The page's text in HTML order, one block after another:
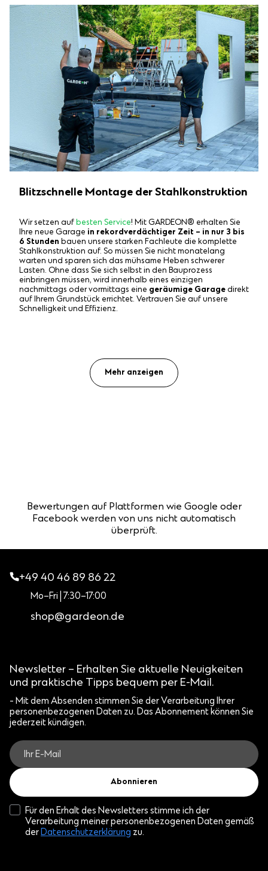
Blitzschnelle Montage der Stahlkonstruktion
Wir setzen aufbesten Service! Mit GARDEON® erhalten Sie
Ihre neue Garage in rekordverdächtiger Zeit – in nur 3 bis
6 Stunden bauen unsere starken Fachleute die komplette
Stahlkonstruktion auf. So müssen Sie nicht monatelang
warten und sparen sich das mühsame Heben schwerer
Lasten. Ohne dass Sie sich selbst in den Bauprozess
einbringen müssen, wird innerhalb eines einzigen
nachmittags oder vormittags eine geräumige Garagedirekt
auf Ihrem Grundstück errichtet. Vertrauen Sie auf unsere
Schnelligkeit und Effizienz.
Mehr anzeigen
Bewertungen auf Plattformen wie Google oder
Facebook werden von uns nicht automatisch
überprüft.
+49 40 46 89 86 22
Mo–Fri | 7:30–17:00
shop@gardeon.de
Newsletter – Erhalten Sie aktuelle Neuigkeiten
und praktische Tipps bequem per E-Mail.
- Mit dem Absenden stimmen Sie der Verarbeitung Ihrer
personenbezogenen Daten zu. Das Abonnement können Sie
jederzeit kündigen.
Abonnieren
Für den Erhalt des Newsletters stimme ich der
Verarbeitung meiner personenbezogenen Daten gemäß
der Datenschutzerklärung zu.